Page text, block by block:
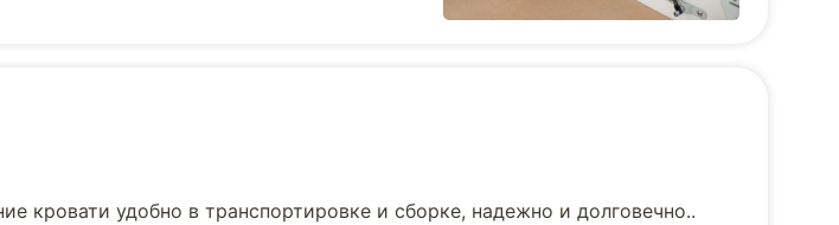
кровати удобно в транспортировке и сборке, надежно и долговечно..